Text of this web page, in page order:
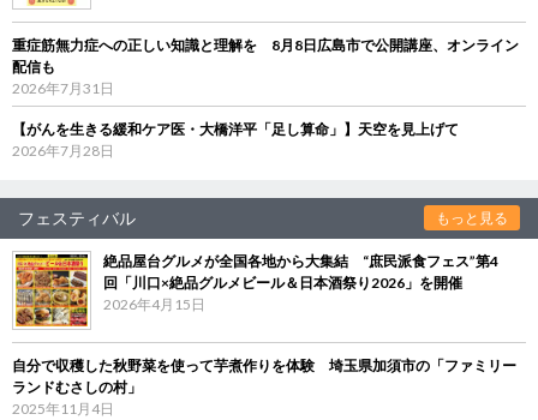
重症筋無力症への正しい知識と理解を 8月8日広島市で公開講座、オンライン
配信も
2026年7月31日
【がんを生きる緩和ケア医・大橋洋平「足し算命」】天空を見上げて
2026年7月28日
フェスティバル もっと見る
絶品屋台グルメが全国各地から大集結 “庶民派食フェス”第4
回「川口×絶品グルメビール＆日本酒祭り2026」を開催
2026年4月15日
自分で収穫した秋野菜を使って芋煮作りを体験 埼玉県加須市の「ファミリー
ランドむさしの村」
2025年11月4日